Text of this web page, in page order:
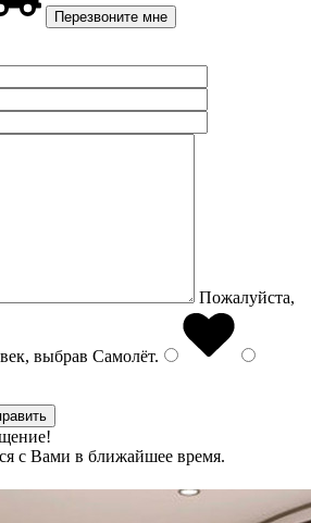
Пожалуйста,
выбрав Самолёт.
с Вами в ближайшее время.